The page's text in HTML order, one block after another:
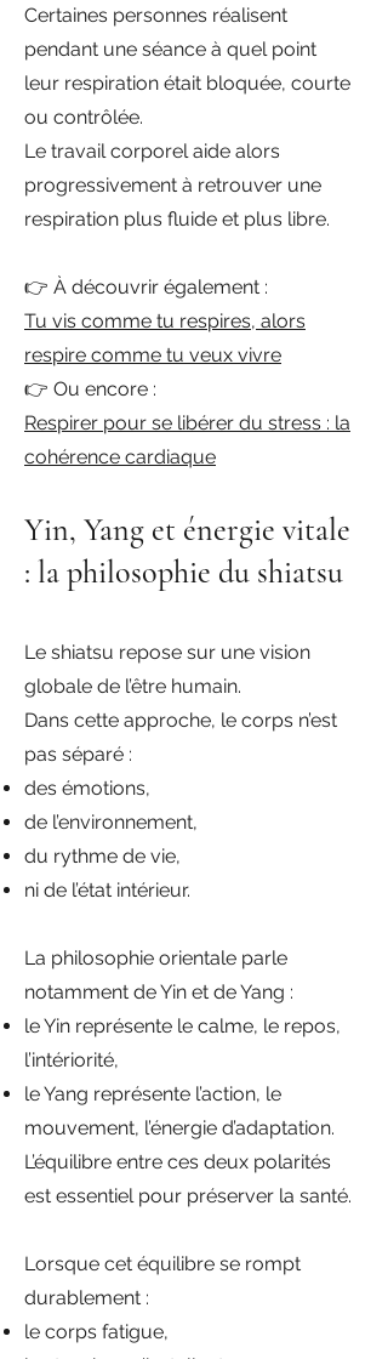
Certaines personnes réalisent
pendant une séance à quel point
leur respiration était bloquée, courte
ou contrôlée.
Le travail corporel aide alors
progressivement à retrouver une
respiration plus fluide et plus libre.
👉 À découvrir également :
Tu vis comme tu respires, alors
respire comme tu veux vivre
👉 Ou encore :
Respirer pour se libérer du stress : la
cohérence cardiaque
Yin, Yang et énergie vitale
: la philosophie du shiatsu
Le shiatsu repose sur une vision
globale de l’être humain.
Dans cette approche, le corps n’est
pas séparé :
des émotions,
de l’environnement,
du rythme de vie,
ni de l’état intérieur.
La philosophie orientale parle
notamment de Yin et de Yang :
le Yin représente le calme, le repos,
l’intériorité,
le Yang représente l’action, le
mouvement, l’énergie d’adaptation.
L’équilibre entre ces deux polarités
est essentiel pour préserver la santé.
Lorsque cet équilibre se rompt
durablement :
le corps fatigue,